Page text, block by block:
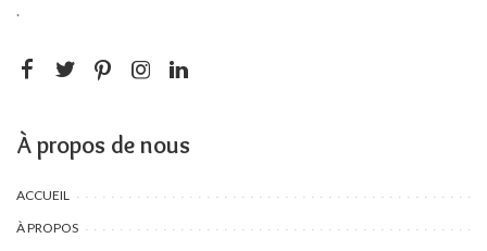
.
À propos de nous
ACCUEIL
À PROPOS